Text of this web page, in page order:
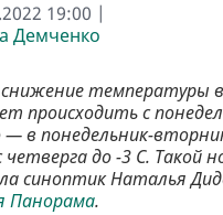
19:00 |
Демченко
температуры
происходить с
в понедельник-
четверга до -3 С. Такой
синоптик Наталья
Панорама.